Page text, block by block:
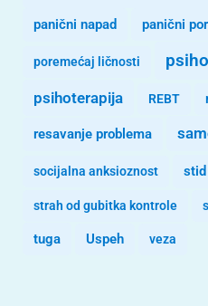
panični napad panični
poremećaj ličnosti
psihoterapija REBT
resavanje problema
socijalna anksioznost stid
strah od gubitka kontrole
tuga Uspeh veza